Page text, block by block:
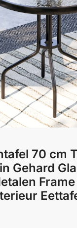
70 cm
Gehard